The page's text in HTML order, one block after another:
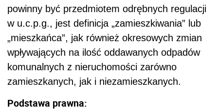
powinny być przedmiotem odrębnych regulacji
w u.c.p.g., jest definicja „zamieszkiwania” lub
„mieszkańca”, jak również okresowych zmian
wpływających na ilość oddawanych odpadów
komunalnych z nieruchomości zarówno
zamieszkanych, jak i niezamieszkanych.
Podstawa prawna: